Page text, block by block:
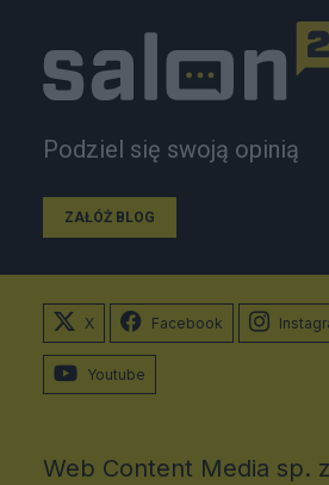
Podziel się swoją opinią
ZAŁÓŻ BLOG
X Facebook
Youtube
Web Content Media sp.